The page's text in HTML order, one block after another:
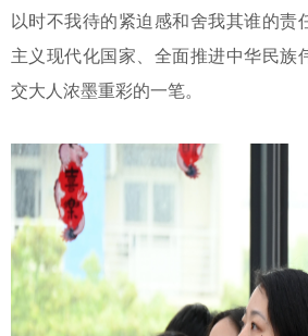
以时不我待的紧迫感和舍我其谁的责
主义现代化国家、全面推进中华民族
交大人浓墨重彩的一笔。